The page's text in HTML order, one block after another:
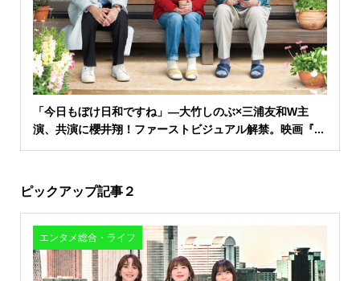
「今日もぼけ日和ですね」―大竹しのぶ×三浦友和W主
演、共演に櫻井翔！ファーストビジュアル解禁。映画『...
ピックアップ記事２
エンタメ総合・ライフ